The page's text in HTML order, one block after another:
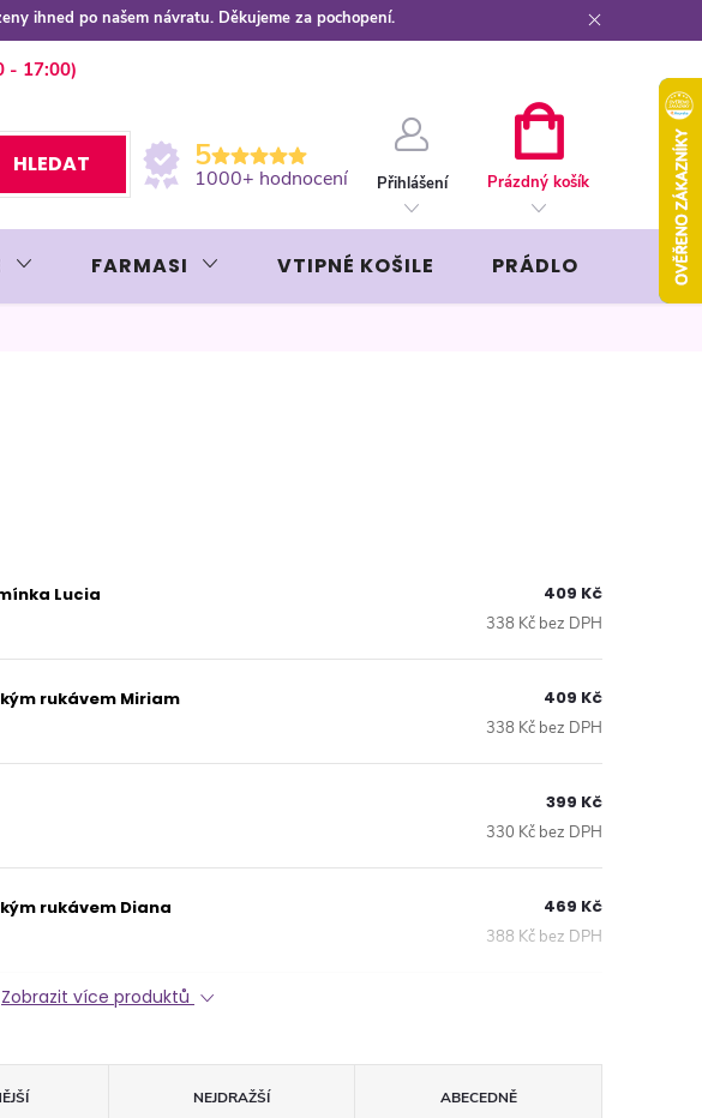
ihned po našem návratu. Děkujeme za pochopení.
údajů
HLEDAT 5
1000+ hodnocení Přihlášení
KOŠÍK
Prázdný košík
FARMASI VTIPNÉ KOŠILE PRÁDLO
Lucia 409 Kč
338 Kč bez DPH
rukávem Miriam 409 Kč
338 Kč bez DPH
399 Kč
330 Kč bez DPH
rukávem Diana 469 Kč
388 Kč bez DPH
Zobrazit více produktů
NEJDRAŽŠÍ ABECEDNĚ